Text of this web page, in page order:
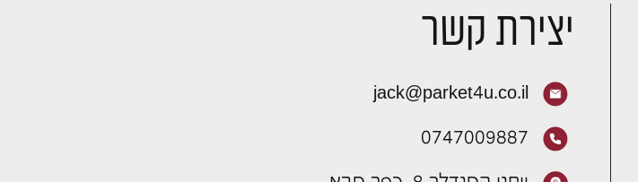
יצירת קשר
jack@parket4u.co.il
0747009887